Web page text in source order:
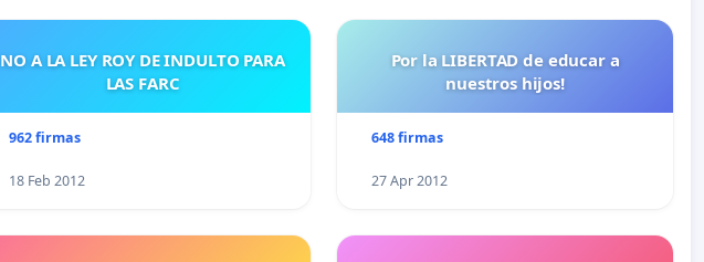
NO A LA LEY ROY DE INDULTO PARA
LAS FARC
962 firmas
18 Feb 2012
Por la LIBERTAD de educar a
nuestros hijos!
648 firmas
27 Apr 2012